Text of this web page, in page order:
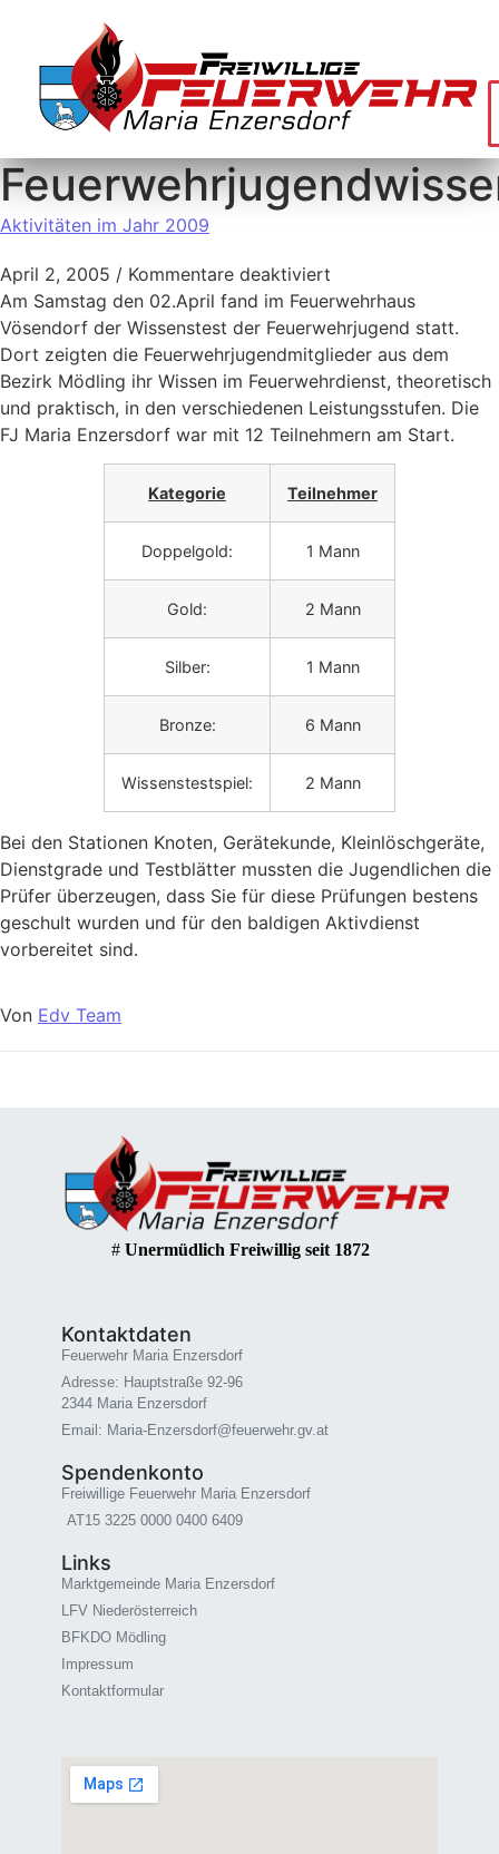
Aktivitäten im Jahr 2009
April 2, 2005 / Kommentare deaktiviert
Am Samstag den 02.April fand im Feuerwehrhaus
Vösendorf der Wissenstest der Feuerwehrjugend statt.
Dort zeigten die Feuerwehrjugendmitglieder aus dem
Bezirk Mödling ihr Wissen im Feuerwehrdienst, theoretisch
und praktisch, in den verschiedenen Leistungsstufen. Die
FJ Maria Enzersdorf war mit 12 Teilnehmern am Start.
Kategorie Teilnehmer
Doppelgold: 1 Mann
Gold: 2 Mann
Silber: 1 Mann
Bronze: 6 Mann
Wissenstestspiel: 2 Mann
Bei den Stationen Knoten, Gerätekunde, Kleinlöschgeräte,
Dienstgrade und Testblätter mussten die Jugendlichen die
Prüfer überzeugen, dass Sie für diese Prüfungen bestens
geschult wurden und für den baldigen Aktivdienst
vorbereitet sind.
Von Edv Team
# Unermüdlich Freiwillig seit 1872
Kontaktdaten
Feuerwehr Maria Enzersdorf
Adresse: Hauptstraße 92-96
2344 Maria Enzersdorf
Email: Maria-Enzersdorf@feuerwehr.gv.at
Spendenkonto
Freiwillige Feuerwehr Maria Enzersdorf
AT15 3225 0000 0400 6409
Links
Marktgemeinde Maria Enzersdorf
LFV Niederösterreich
BFKDO Mödling
Impressum
Kontaktformular